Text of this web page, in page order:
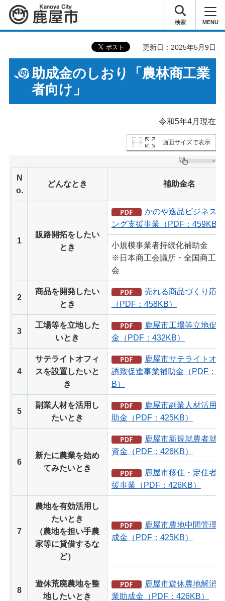
鹿屋市 検索 MENU
更新日：2025年5月9日
助成金のしおり「農林商工業
者向け」
令和5年4月現在
画面サイズで表示
N
o.
どんなとき 補助金名
1
販路開拓をしたい
とき
かのや逸品ビジネス
ング支援事業（PDF：459KB）
小規模事業者持続化補助金
※日本商工会議所・全国商工
会
2
商品を開発したい
とき
売れる商品づくり応
（PDF：458KB）
3
工場等を立地した
いとき
鹿屋市工場等立地促
金（PDF：432KB）
4
サテライトオフィ
スを設置したいと
き
鹿屋市サテライトオ
誘致促進事業補助金（PDF：
B）
5
副業人材を活用し
たいとき
鹿屋市副業人材活用
助金（PDF：425KB）
6
新たに農業を始め
てみたいとき
鹿屋市新規就農者就
資金（PDF：426KB）
鹿屋市移住・定住者
援事業（PDF：426KB）
7
農地を有効活用し
たいとき
（農地を担い手農
家等に貸借するな
ど）
鹿屋市農地中間管理
成金（PDF：425KB）
8
遊休荒廃農地を整
地したいとき
鹿屋市遊休農地解消
業助成金（PDF：426KB）